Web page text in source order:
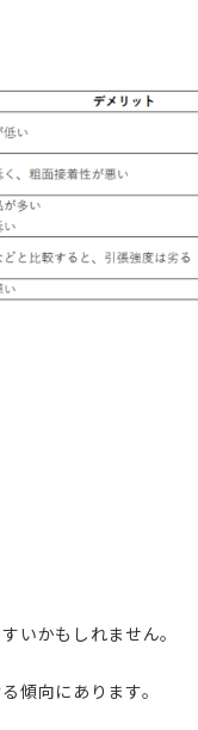
いかもしれません。
傾向にあります。